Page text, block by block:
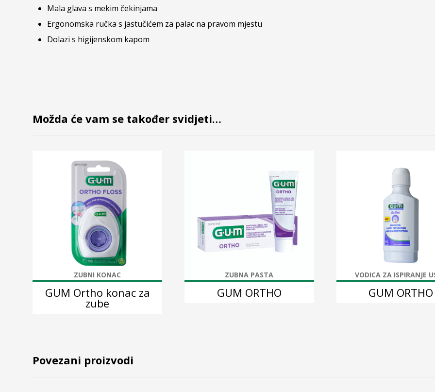
Mala glava s mekim čekinjama
Ergonomska ručka s jastučićem za palac na pravom mjestu
Dolazi s higijenskom kapom
Možda će vam se također svidjeti…
ZUBNI KONAC
GUM Ortho konac za
zube
ZUBNA PASTA
GUM ORTHO
VODICA ZA ISPIRANJE
GUM ORTHO
Povezani proizvodi